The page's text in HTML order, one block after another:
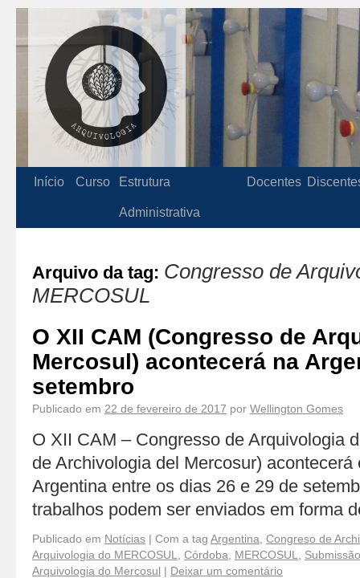
Início Curso Estrutura
Administrativa
Docentes
Arquivo da tag: Congresso de
MERCOSUL
O XII CAM (Congresso de
Mercosul) acontecerá na
setembro
Publicado em 22 de fevereiro de 2017 por Wellington Gomes
O XII CAM – Congresso de Arquivologia
de Archivologia del Mercosur) acontecerá
Argentina entre os dias 26 e 29 de
trabalhos podem ser enviados em forma
Publicado em Notícias | Com a tag Argentina Congreso de
Arquivologia do MERCOSUL
Córdoba MERCOSUL
Arquivologia do Mercosul | Deixar um comentário